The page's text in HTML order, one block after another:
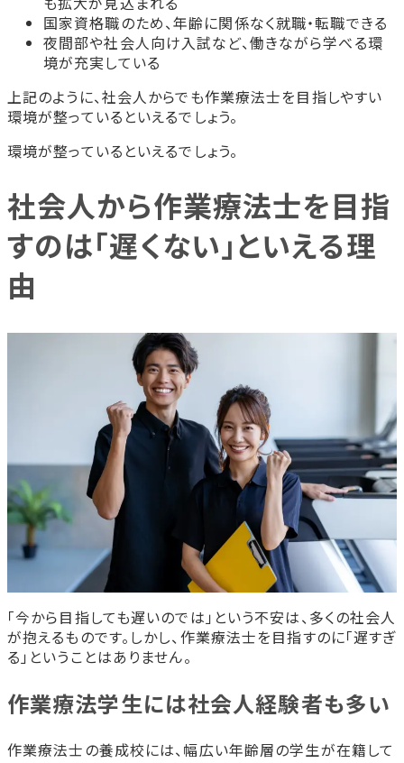
国家資格職のため、年齢に関係なく就職・転職できる
夜間部や社会人向け入試など、働きながら学べる環
境が充実している
上記のように、社会人からでも作業療法士を目指しやすい
環境が整っているといえるでしょう。
環境が整っているといえるでしょう。
社会人から作業療法士を目指
すのは「遅くない」といえる理
由
「今から目指しても遅いのでは」という不安は、多くの社会人
が抱えるものです。しかし、作業療法士を目指すのに「遅すぎ
る」ということはありません。
作業療法学生には社会人経験者も多い
作業療法士の養成校には、幅広い年齢層の学生が在籍して